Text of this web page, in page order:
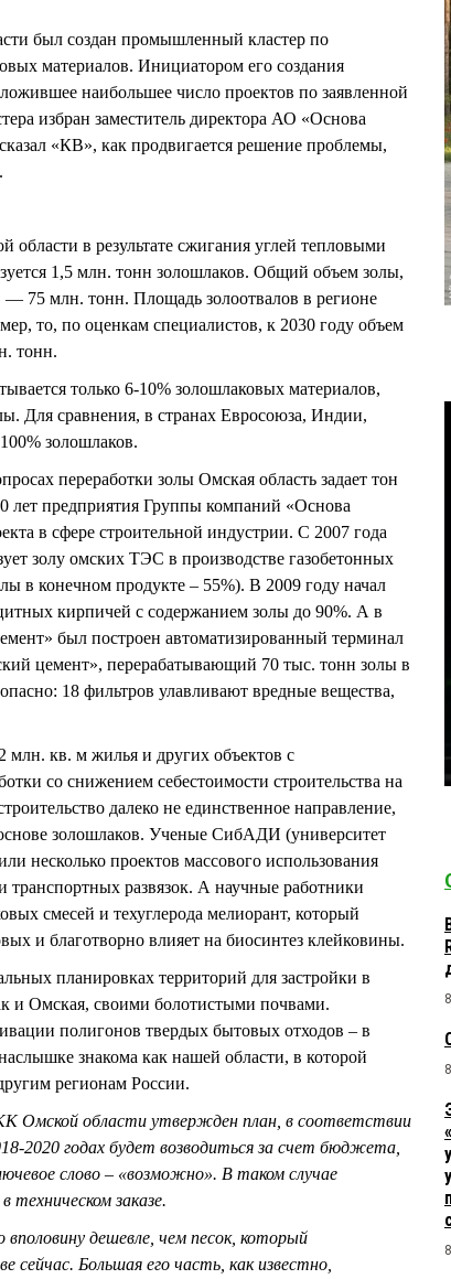
был создан промышленный кластер по
материалов. Инициатором его создания
наибольшее число проектов по заявленной
избран заместитель директора АО «Основа
«КВ», как продвигается решение проблемы,
в результате сжигания углей тепловыми
1,5 млн. тонн золошлаков. Общий объем золы,
— 75 млн. тонн. Площадь золоотвалов в регионе
то, по оценкам специалистов, к 2030 году объем
тонн.
только 6-10% золошлаковых материалов,
Для сравнения, в странах Евросоюза, Индии,
золошлаков.
переработки золы Омская область задает тон
лет предприятия Группы компаний «Основа
в сфере строительной индустрии. С 2007 года
золу омских ТЭС в производстве газобетонных
в конечном продукте – 55%). В 2009 году начал
кирпичей с содержанием золы до 90%. А в
был построен автоматизированный терминал
цемент», перерабатывающий 70 тыс. тонн золы в
18 фильтров улавливают вредные вещества,
млн. кв. м жилья и других объектов с
со снижением себестоимости строительства на
далеко не единственное направление,
золошлаков. Ученые СибАДИ (университет
несколько проектов массового использования
транспортных развязок. А научные работники
смесей и техуглерода мелиорант, который
и благотворно влияет на биосинтез клейковины.
планировках территорий для застройки в
и Омская, своими болотистыми почвами.
полигонов твердых бытовых отходов – в
знакома как нашей области, в которой
регионам России.
Омской области утвержден план, в соответствии
2020 годах будет возводиться за счет бюджета,
слово – «возможно». В таком случае
техническом заказе.
дешевле, чем песок, который
сейчас. Большая его часть, как известно,